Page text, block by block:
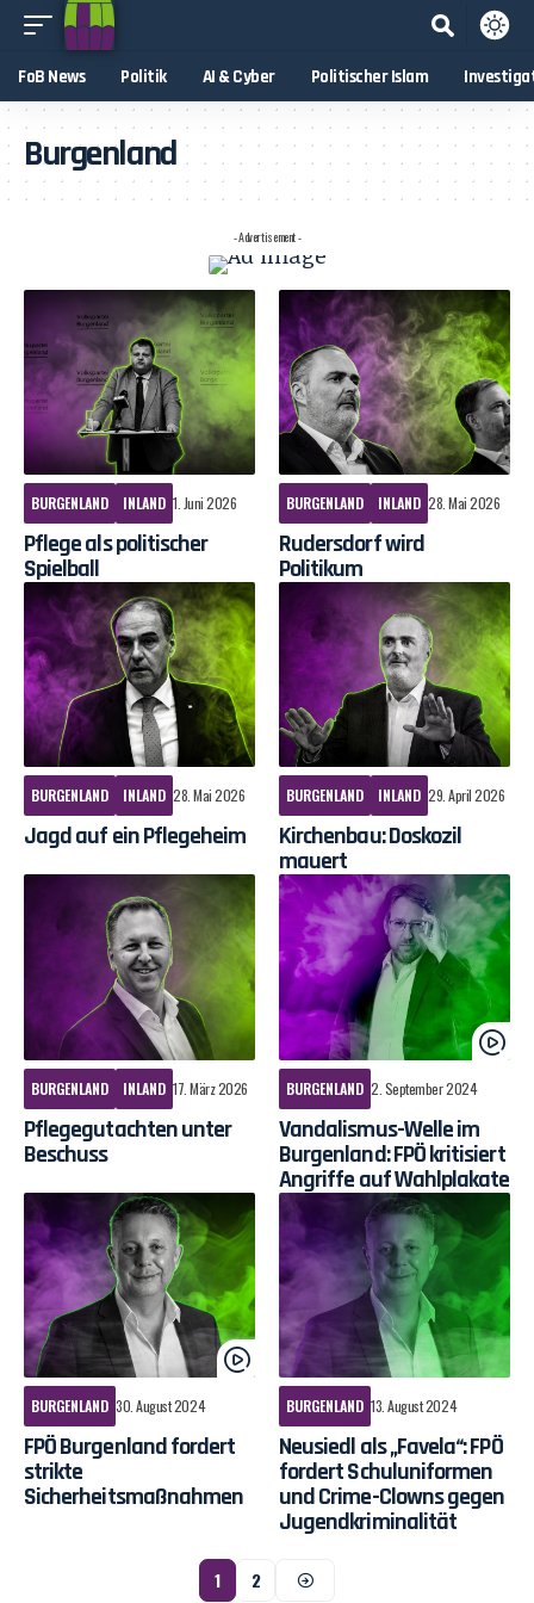
FoB News Politik AI & Cyber Politischer Islam
Burgenland
- Advertisement -
BURGENLAND INLAND 1. Juni 2026
Pflege als politischer
Spielball
BURGENLAND INLAND 28. Mai 2026
Rudersdorf wird
Politikum
BURGENLAND INLAND 28. Mai 2026
Jagd auf ein Pflegeheim
BURGENLAND INLAND 29. April 2026
Kirchenbau: Doskozil
mauert
BURGENLAND INLAND 17. März 2026
Pflegegutachten unter
Beschuss
BURGENLAND 2. September 2024
Vandalismus-Welle im
Burgenland: FPÖ kritisiert
Angriffe auf Wahlplakate
BURGENLAND 30. August 2024
FPÖ Burgenland fordert
strikte
Sicherheitsmaßnahmen
BURGENLAND 13. August 2024
Neusiedl als „Favela“: FPÖ
fordert Schuluniformen
und Crime-Clowns gegen
Jugendkriminalität
1 2